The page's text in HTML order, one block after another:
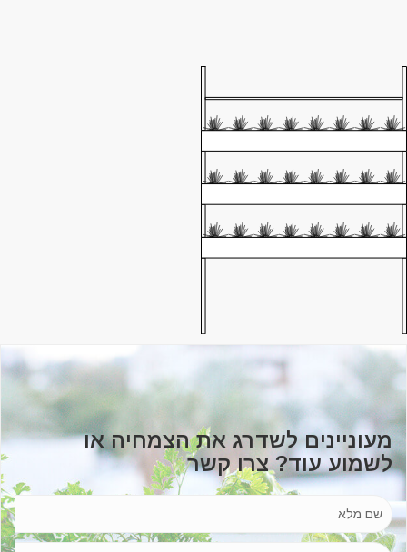
מעוניינים לשדרג את הצמחיה או
לשמוע עוד? צרו קשר